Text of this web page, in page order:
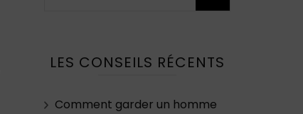
LES CONSEILS RÉCENTS
Comment garder un homme